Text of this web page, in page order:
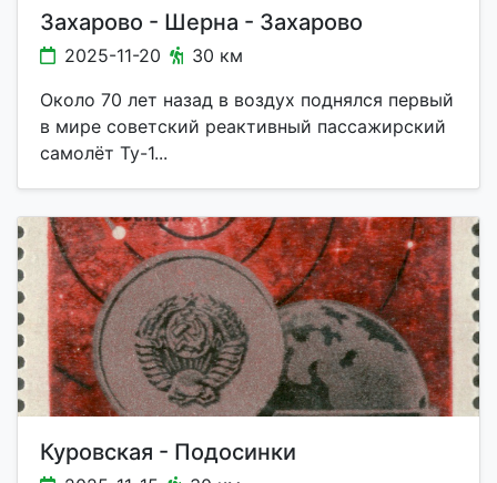
Захарово - Шерна - Захарово
2025-11-20
30 км
Около 70 лет назад в воздух поднялся первый
в мире советский реактивный пассажирский
самолёт Ту-1...
Куровская - Подосинки